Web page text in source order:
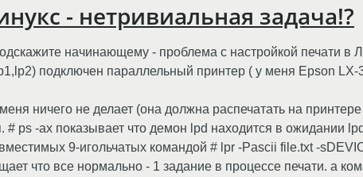
- нетривиальная задача!?
начинающему - проблема с настройкой печати в
подключен параллельный принтер ( у меня Epson
меня ничего не делает (она должна распечатать на
# ps -ax показывает что демон lpd находится в ожидании
9-игольчатых командой # lpr -Pascii file.txt -
что все нормально - 1 задание в процессе печати. а